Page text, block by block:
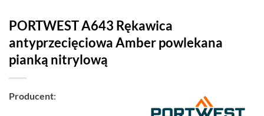
PORTWEST A643 Rękawica
antyprzecięciowa Amber powlekana
pianką nitrylową
Producent: